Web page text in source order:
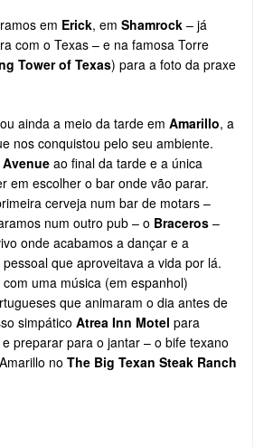
em Erick, em Shamrock– já
com o Texas – e na famosa Torre
Tower of Texas) para a foto da praxe
ainda a meio da tarde em Amarillo, a
nos conquistou pelo seu ambiente.
ao final da tarde e a única
em escolher o bar onde vão parar.
cerveja num bar de motars –
num outro pub – o Braceros–
onde acabamos a dançar e a
que aproveitava a vida por lá.
uma música (em espanhol)
que animaram o dia antes de
simpático Atrea Inn Motel para
preparar para o jantar – o bife texano
no The Big Texan Steak Ranch